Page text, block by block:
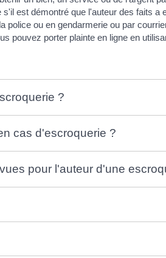
s'il est démontré que l'auteur des faits
police ou en gendarmerie ou par
pouvez porter plainte en ligne en
?
cas d'escroquerie ?
pour l'auteur d'une